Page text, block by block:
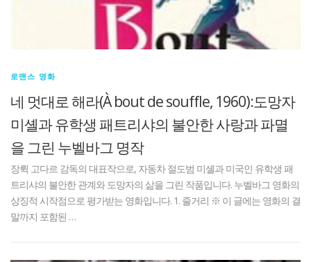
로맨스 영화
네 멋대로 해라(À bout de souffle, 1960):도망자
미셸과 유학생 패트리샤의 불안한 사랑과 파멸
을 그린 누벨바그 명작
장뤽 고다르 감독의 대표작으로, 자동차 절도범 미셸과 미국인 유학생 패
트리샤의 불안한 관계와 도망자의 삶을 그린 작품입니다. 누벨바그 영화의
상징적 시작점으로 평가받는 영화입니다. 1. 줄거리 ※ 이 글에는 영화의 결
말까지 포함된 …